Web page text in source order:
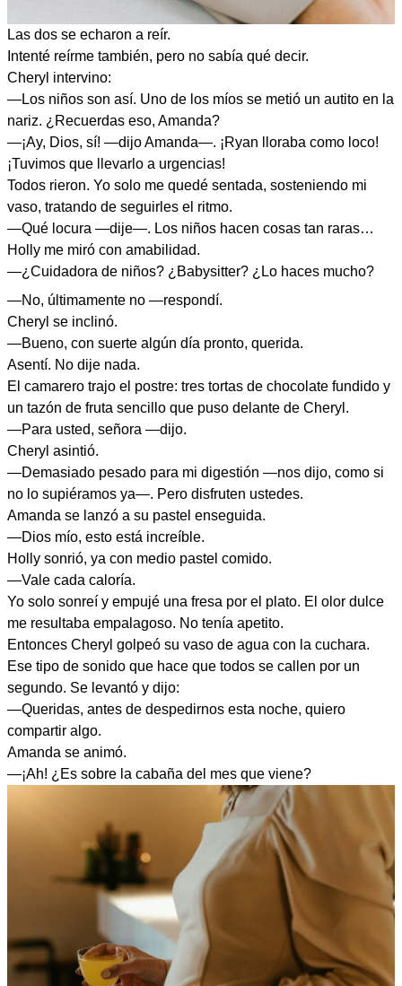
Las dos se echaron a reír.
Intenté reírme también, pero no sabía qué decir.
Cheryl intervino:
—Los niños son así. Uno de los míos se metió un autito en la
nariz. ¿Recuerdas eso, Amanda?
—¡Ay, Dios, sí! —dijo Amanda—. ¡Ryan lloraba como loco!
¡Tuvimos que llevarlo a urgencias!
Todos rieron. Yo solo me quedé sentada, sosteniendo mi
vaso, tratando de seguirles el ritmo.
—Qué locura —dije—. Los niños hacen cosas tan raras…
Holly me miró con amabilidad.
—¿Cuidadora de niños? ¿Babysitter? ¿Lo haces mucho?
—No, últimamente no —respondí.
Cheryl se inclinó.
—Bueno, con suerte algún día pronto, querida.
Asentí. No dije nada.
El camarero trajo el postre: tres tortas de chocolate fundido y
un tazón de fruta sencillo que puso delante de Cheryl.
—Para usted, señora —dijo.
Cheryl asintió.
—Demasiado pesado para mi digestión —nos dijo, como si
no lo supiéramos ya—. Pero disfruten ustedes.
Amanda se lanzó a su pastel enseguida.
—Dios mío, esto está increíble.
Holly sonrió, ya con medio pastel comido.
—Vale cada caloría.
Yo solo sonreí y empujé una fresa por el plato. El olor dulce
me resultaba empalagoso. No tenía apetito.
Entonces Cheryl golpeó su vaso de agua con la cuchara.
Ese tipo de sonido que hace que todos se callen por un
segundo. Se levantó y dijo:
—Queridas, antes de despedirnos esta noche, quiero
compartir algo.
Amanda se animó.
—¡Ah! ¿Es sobre la cabaña del mes que viene?